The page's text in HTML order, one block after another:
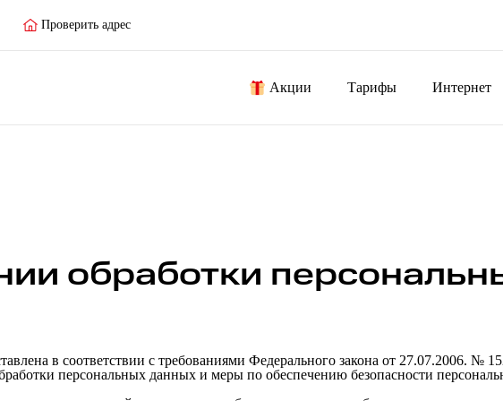
Проверить адрес
Акции Тарифы Интернет
обработки